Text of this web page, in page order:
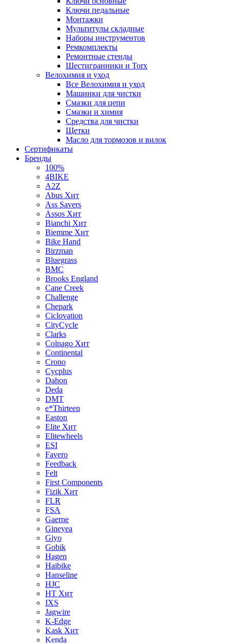
Ключи педальные
Монтажки
Мультитулы складные
Наборы инструментов
Ремкомплекты
Ремонтные стенды
Шестигранники и Torx
Велохимия и уход
Все Велохимия и уход
Машинки для чистки
Смазки для цепи
Смазки и химия
Средства для чистки
Щетки
Масло для тормозов и вилок
Сертификаты
Бренды
100%
4BIKE
A2Z
Abus Хит
Ass Savers
Assos Хит
Bianchi Хит
Biemme Хит
Bike Hand
Birzman
Bluegrass
BMC
Brooks England
Cane Creek
Challenge
Chepark
Ciclovation
CityCycle
Clarks
Colnago Хит
Continental
Crono
Cycplus
Dahon
Deda
DMT
e*Thirteen
Easton
Elite Хит
Elitewheels
ESI
Favero
Feedback
Felt
First Components
Fizik Хит
FLR
FSA
Gaerne
Gineyea
Giyo
Gobik
Hagen
Haibike
Hanseline
HJC
HT Хит
IXS
Jagwire
K-Edge
Kask Хит
Kenda